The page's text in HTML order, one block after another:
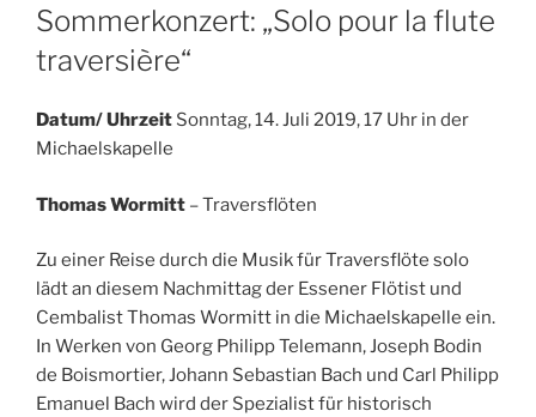
AM
Sommerkonzert: „Solo pour la flute
traversière“
Datum/ Uhrzeit Sonntag, 14. Juli 2019, 17 Uhr in der
Michaelskapelle
Thomas Wormitt – Traversflöten
Zu einer Reise durch die Musik für Traversflöte solo
lädt an diesem Nachmittag der Essener Flötist und
Cembalist Thomas Wormitt in die Michaelskapelle ein.
In Werken von Georg Philipp Telemann, Joseph Bodin
de Boismortier, Johann Sebastian Bach und Carl Philipp
Emanuel Bach wird der Spezialist für historisch